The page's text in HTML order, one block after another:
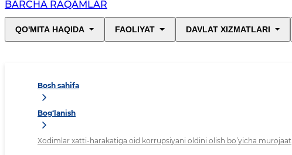
BARCHA RAQAMLAR
QO'MITA HAQIDA FAOLIYAT DAVLAT XIZMATLARI
Bosh sahifa
Bog‘lanish
Xodimlar xatti-harakatiga oid korrupsiyani oldini olish boʻyicha murojaat